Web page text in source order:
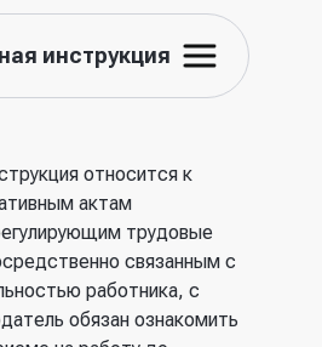
относится к
актам
трудовые
связанным с
работника, с
обязан ознакомить
инструкция